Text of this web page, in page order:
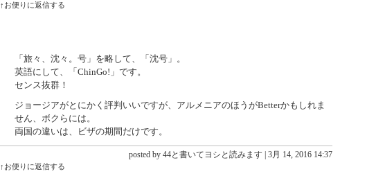
↑お便りに返信する
「旅々、沈々。号」を略して、「沈号」。
英語にして、「ChinGo!」です。
センス抜群！
ジョージアがとにかく評判いいですが、アルメニアのほうがBetterかもしれま
せん、ボクらには。
両国の違いは、ビザの期間だけです。
posted by 44と書いてヨシと読みます | 3月 14, 2016 14:37
↑お便りに返信する